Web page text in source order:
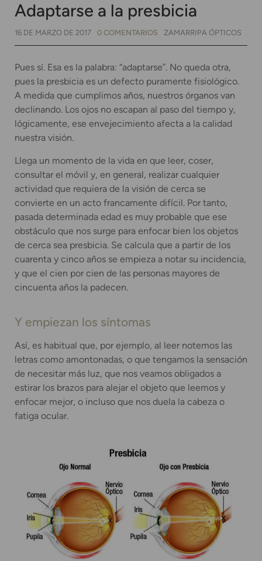
Adaptarse a la presbicia
16 DE MARZO DE 2017 0 COMENTARIOS ZAMARRIPA ÓPTICOS
Pues sí. Esa es la palabra: “adaptarse”. No queda otra,
pues la presbicia es un defecto puramente fisiológico.
A medida que cumplimos años, nuestros órganos van
declinando. Los ojos no escapan al paso del tiempo y,
lógicamente, ese envejecimiento afecta a la calidad
nuestra visión.
Llega un momento de la vida en que leer, coser,
consultar el móvil y, en general, realizar cualquier
actividad que requiera de la visión de cerca se
convierte en un acto francamente difícil. Por tanto,
pasada determinada edad es muy probable que ese
obstáculo que nos surge para enfocar bien los objetos
de cerca sea presbicia. Se calcula que a partir de los
cuarenta y cinco años se empieza a notar su incidencia,
y que el cien por cien de las personas mayores de
cincuenta años la padecen.
Y empiezan los síntomas
Así, es habitual que, por ejemplo, al leer notemos las
letras como amontonadas, o que tengamos la sensación
de necesitar más luz, que nos veamos obligados a
estirar los brazos para alejar el objeto que leemos y
enfocar mejor, o incluso que nos duela la cabeza o
fatiga ocular.